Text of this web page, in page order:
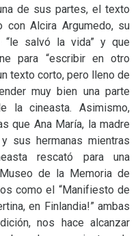
de sus partes, el texto
con Alcira Argumedo, su
salvó la vida” y que
para “escribir en otro
texto corto, pero lleno de
muy bien una parte
la cineasta. Asimismo,
que Ana María, la madre
sus hermanas mientras
rescató para una
de la Memoria de
como el “Manifiesto de
en Finlandia!” ambas
nos hace alcanzar